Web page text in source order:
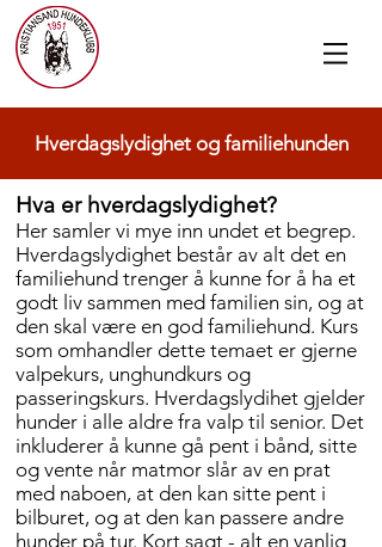
Hverdagslydighet og familiehunden
Hva er hverdagslydighet?
Her samler vi mye inn undet et begrep.
Hverdagslydighet består av alt det en
familiehund trenger å kunne for å ha et
godt liv sammen med familien sin, og at
den skal være en god familiehund. Kurs
som omhandler dette temaet er gjerne
valpekurs, unghundkurs og
passeringskurs. Hverdagslydihet gjelder
hunder i alle aldre fra valp til senior. Det
inkluderer å kunne gå pent i bånd, sitte
og vente når matmor slår av en prat
med naboen, at den kan sitte pent i
bilburet, og at den kan passere andre
hunder på tur. Kort sagt - alt en vanlig